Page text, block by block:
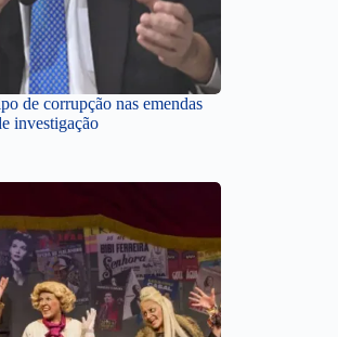
de corrupção nas emendas
investigação